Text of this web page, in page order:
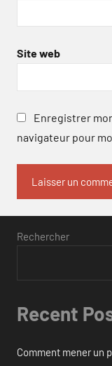
Site web
Enregistrer
navigateur pour
Rechercher
Recent
Comment mener un